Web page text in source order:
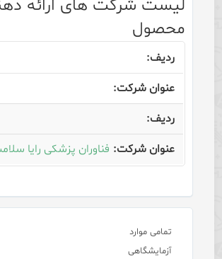
لیست شرکت های ارائه
محصول
فناوران پزشکی رایا
تمامی موارد
آزمایشگاهی